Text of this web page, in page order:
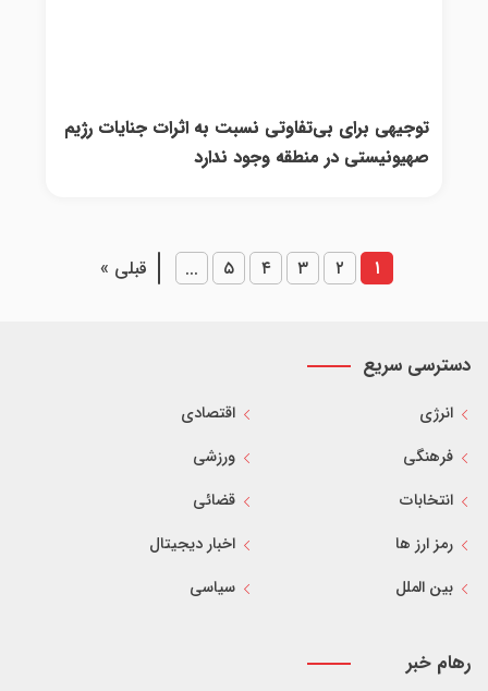
توجیهی برای بی‌تفاوتی نسبت به اثرات جنایات رژیم
صهیونیستی در منطقه وجود ندارد
۱ ۲ ۳ ۴ ۵ ... قبلی »
دسترسی سریع
انرژی
اقتصادی
فرهنگی
ورزشی
انتخابات
قضائی
رمز ارز ها
اخبار دیجیتال
بین الملل
سیاسی
رهام خبر